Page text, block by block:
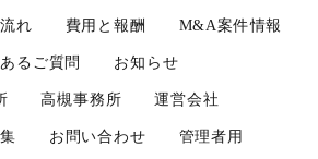
れ 費用と報酬 M&A案件情報
るご質問 お知らせ
高槻事務所 運営会社
お問い合わせ
管理者用